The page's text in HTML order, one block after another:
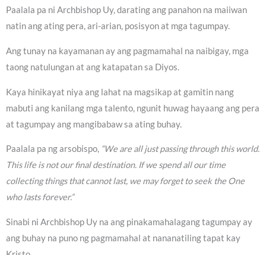
Paalala pa ni Archbishop Uy, darating ang panahon na maiiwan
natin ang ating pera, ari-arian, posisyon at mga tagumpay.
Ang tunay na kayamanan ay ang pagmamahal na naibigay, mga
taong natulungan at ang katapatan sa Diyos.
Kaya hinikayat niya ang lahat na magsikap at gamitin nang
mabuti ang kanilang mga talento, ngunit huwag hayaang ang pera
at tagumpay ang mangibabaw sa ating buhay.
Paalala pa ng arsobispo, “We are all just passing through this world.
This life is not our final destination. If we spend all our time
collecting things that cannot last, we may forget to seek the One
who lasts forever.”
Sinabi ni Archbishop Uy na ang pinakamahalagang tagumpay ay
ang buhay na puno ng pagmamahal at nananatiling tapat kay